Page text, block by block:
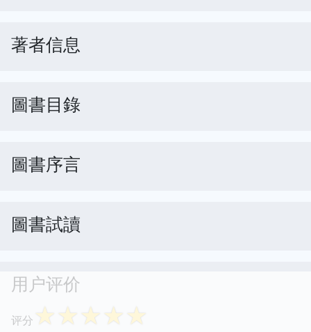
著者信息
圖書目錄
圖書序言
圖書試讀
用户评价
评分 ☆☆☆☆☆